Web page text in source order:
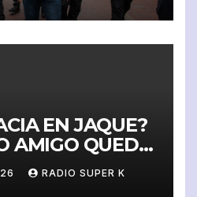
JOHN
FAMILIA
EN JAQUE?
AMIGO QUEDA
Y SINRADIO SUPER K